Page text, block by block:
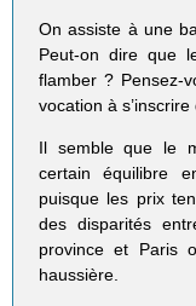
On assiste à une
Peut-on dire que
flamber ? Pensez-
vocation à
Il semble que le
certain équilibre
puisque les prix
des disparités
province et Paris
haussière.